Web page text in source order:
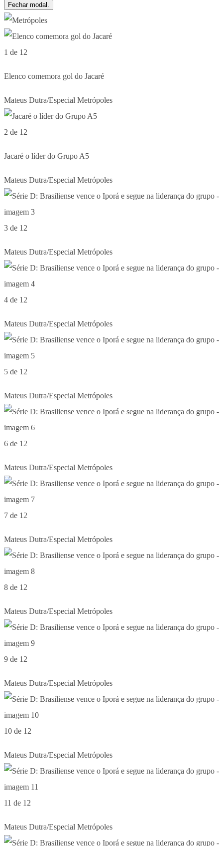
Fechar modal.
1 de 12
Elenco comemora gol do Jacaré
Mateus Dutra/Especial Metrópoles
2 de 12
Jacaré o líder do Grupo A5
Mateus Dutra/Especial Metrópoles
3 de 12
Mateus Dutra/Especial Metrópoles
4 de 12
Mateus Dutra/Especial Metrópoles
5 de 12
Mateus Dutra/Especial Metrópoles
6 de 12
Mateus Dutra/Especial Metrópoles
7 de 12
Mateus Dutra/Especial Metrópoles
8 de 12
Mateus Dutra/Especial Metrópoles
9 de 12
Mateus Dutra/Especial Metrópoles
10 de 12
Mateus Dutra/Especial Metrópoles
11 de 12
Mateus Dutra/Especial Metrópoles